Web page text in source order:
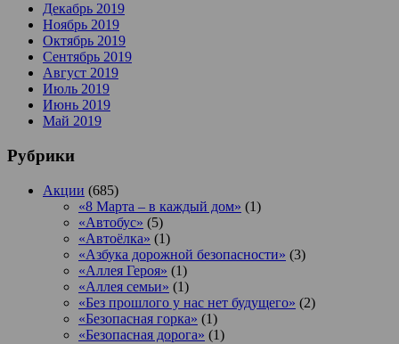
Декабрь 2019
Ноябрь 2019
Октябрь 2019
Сентябрь 2019
Август 2019
Июль 2019
Июнь 2019
Май 2019
Рубрики
Акции (685)
«8 Марта – в каждый дом» (1)
«Автобус» (5)
«Автоёлка» (1)
«Азбука дорожной безопасности» (3)
«Аллея Героя» (1)
«Аллея семьи» (1)
«Без прошлого у нас нет будущего» (2)
«Безопасная горка» (1)
«Безопасная дорога» (1)